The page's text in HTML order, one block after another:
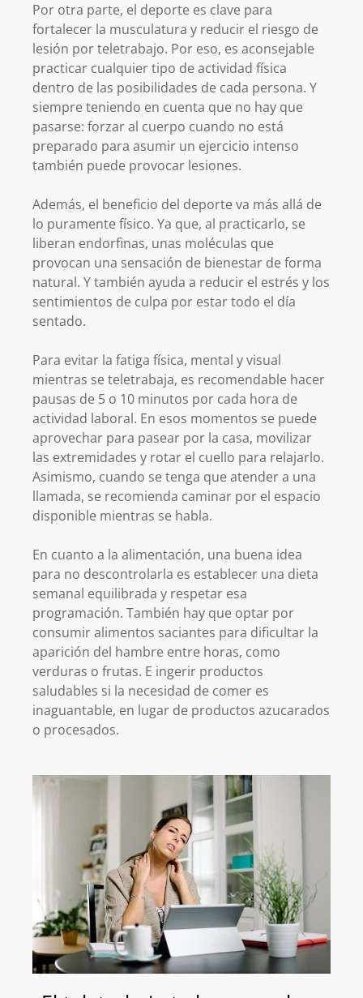
Por otra parte, el deporte es clave para
fortalecer la musculatura y reducir el riesgo de
lesión por teletrabajo. Por eso, es aconsejable
practicar cualquier tipo de actividad física
dentro de las posibilidades de cada persona. Y
siempre teniendo en cuenta que no hay que
pasarse: forzar al cuerpo cuando no está
preparado para asumir un ejercicio intenso
también puede provocar lesiones.
Además, el beneficio del deporte va más allá de
lo puramente físico. Ya que, al practicarlo, se
liberan endorfinas, unas moléculas que
provocan una sensación de bienestar de forma
natural. Y también ayuda a reducir el estrés y los
sentimientos de culpa por estar todo el día
sentado.
Para evitar la fatiga física, mental y visual
mientras se teletrabaja, es recomendable hacer
pausas de 5 o 10 minutos por cada hora de
actividad laboral. En esos momentos se puede
aprovechar para pasear por la casa, movilizar
las extremidades y rotar el cuello para relajarlo.
Asimismo, cuando se tenga que atender a una
llamada, se recomienda caminar por el espacio
disponible mientras se habla.
En cuanto a la alimentación, una buena idea
para no descontrolarla es establecer una dieta
semanal equilibrada y respetar esa
programación. También hay que optar por
consumir alimentos saciantes para dificultar la
aparición del hambre entre horas, como
verduras o frutas. E ingerir productos
saludables si la necesidad de comer es
inaguantable, en lugar de productos azucarados
o procesados.